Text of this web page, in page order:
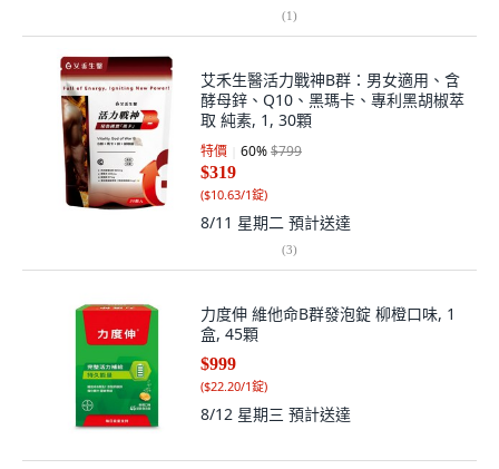
(1)
艾禾生醫活力戰神B群：男女適用、含
酵母鋅、Q10、黑瑪卡、專利黑胡椒萃
取 純素, 1, 30顆
特價 60%$799
$319
($10.63/1錠)
8/11 星期二 預計送達
(3)
力度伸 維他命B群發泡錠 柳橙口味, 1
盒, 45顆
$999
($22.20/1錠)
8/12 星期三 預計送達